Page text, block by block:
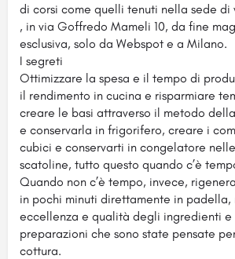
di corsi come quelli tenuti nella sede di
, in via Goffredo Mameli 10, da fine
esclusiva, solo da Webspot e a Milano.
I segreti
Ottimizzare la spesa e il tempo di
il rendimento in cucina e risparmiare
creare le basi attraverso il metodo
e conservarla in frigorifero, creare i
cubici e conservarti in congelatore
scatoline, tutto questo quando c’è
Quando non c’è tempo, invece,
in pochi minuti direttamente in padella,
eccellenza e qualità degli ingredienti e
preparazioni che sono state pensate
cottura.